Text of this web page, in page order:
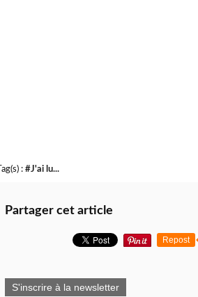
Tag(s) : #J'ai lu...
Partager cet article
Repost
S'inscrire à la newsletter